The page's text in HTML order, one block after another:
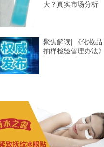
大？真实市场分析
聚焦解读| 《化妆品
抽样检验管理办法》